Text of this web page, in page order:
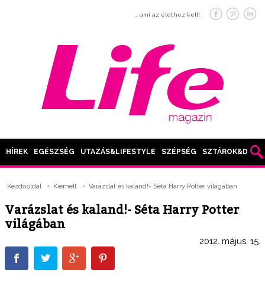
… ami az élethez kell!
HÍREK EGÉSZSÉG UTAZÁS&LIFESTYLE SZÉPSÉG SZTÁROK&DIVAT
Kezdőoldal Kiemelt Varázslat és kaland!- Séta Harry Potter világában
Varázslat és kaland!- Séta Harry Potter
világában
2012. május. 15.